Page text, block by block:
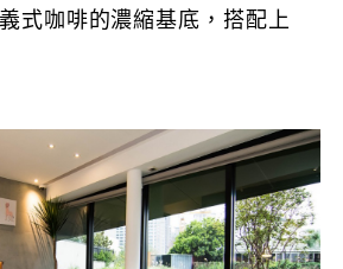
式咖啡的濃縮基底，搭配上